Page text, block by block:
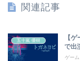
関連記事
五十嵐 優樹
【
で出
ゲー